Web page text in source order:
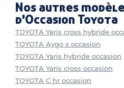
Nos autres
d'Occasion Toyota
TOYOTA Yaris cross hybride
TOYOTA Aygo x occasion
TOYOTA Yaris hybride occasion
TOYOTA Yaris cross occasion
TOYOTA C hr occasion